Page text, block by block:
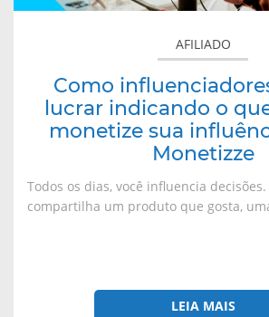
a j
)
j
)
j
e
l
)
AFILIADO
Como
lucrar indicando o
monetize sua
Monetizze
Todos os dias, você influencia
compartilha um produto que gosta,
LEIA MAIS
usam:
sua
influência
com
a